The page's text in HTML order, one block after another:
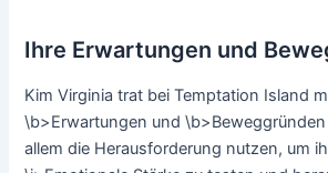
Ihre Erwartungen und
Kim Virginia trat bei Temptation Island
\b>Erwartungen und
allem die Herausforderung nutzen, um